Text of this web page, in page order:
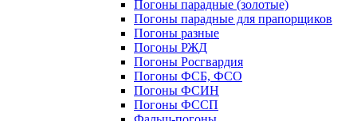
Погоны парадные (золотые)
Погоны парадные для прапорщиков
Погоны разные
Погоны РЖД
Погоны Росгвардия
Погоны ФСБ, ФСО
Погоны ФСИН
Погоны ФССП